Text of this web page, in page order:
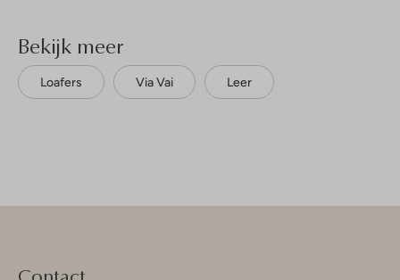
Bekijk meer
Loafers Via Vai Leer